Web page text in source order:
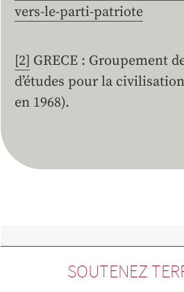
vers-le-parti-patriote
[2] GRECE : Groupement
d’études pour la
en 1968).
SOUTENEZ